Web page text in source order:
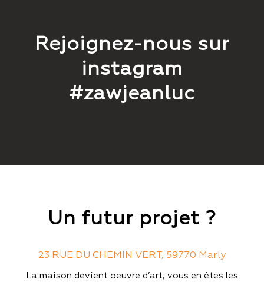
Rejoignez-nous sur
instagram
#zawjeanluc
Un futur projet ?
23 RUE DU CHEMIN VERT, 59770 Marly
La maison devient oeuvre d’art, vous en êtes les